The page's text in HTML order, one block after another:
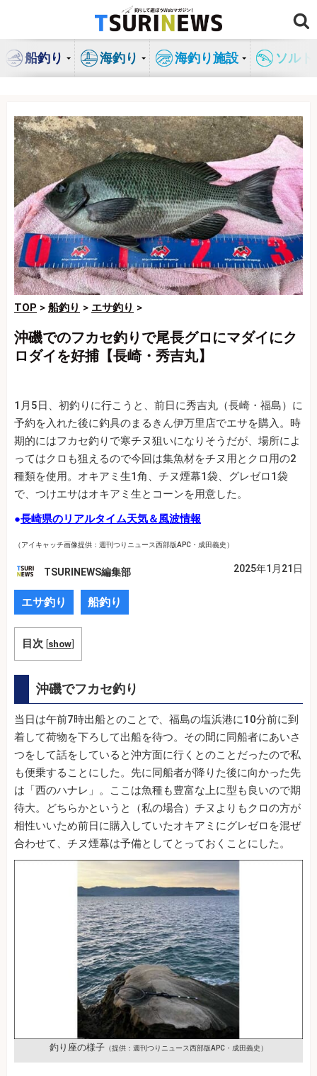
ン
船釣り 海釣り 海釣り施設 ソル
TOP > 船釣り > エサ釣り >
沖磯でのフカセ釣りで尾長グロにマダイにク
ロダイを好捕【長崎・秀吉丸】
1月5日、初釣りに行こうと、前日に秀吉丸（長崎・福島）に
予約を入れた後に釣具のまるきん伊万里店でエサを購入。時
期的にはフカセ釣りで寒チヌ狙いになりそうだが、場所によ
ってはクロも狙えるので今回は集魚材をチヌ用とクロ用の2
種類を使用。オキアミ生1角、チヌ煙幕1袋、グレゼロ1袋
で、つけエサはオキアミ生とコーンを用意した。
●長崎県のリアルタイム天気＆風波情報
（アイキャッチ画像提供：週刊つりニュース西部版APC・成田義史）
TSURINEWS編集部 2025年1月21日
エサ釣り 船釣り
目次 [show]
沖磯でフカセ釣り
当日は午前7時出船とのことで、福島の塩浜港に10分前に到
着して荷物を下ろして出船を待つ。その間に同船者にあいさ
つをして話をしていると沖方面に行くとのことだったので私
も便乗することにした。先に同船者が降りた後に向かった先
は「西のハナレ」。ここは魚種も豊富な上に型も良いので期
待大。どちらかというと（私の場合）チヌよりもクロの方が
相性いいため前日に購入していたオキアミにグレゼロを混ぜ
合わせて、チヌ煙幕は予備としてとっておくことにした。
釣り座の様子 （提供：週刊つりニュース西部版APC・成田義史）